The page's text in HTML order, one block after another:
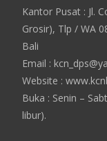
Kantor Pusat : Jl.
Grosir), Tlp / WA
Bali
Email :
Website :
Buka : Senin –
libur).